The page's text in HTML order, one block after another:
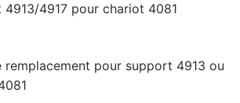
4917 pour chariot 4081
remplacement pour support 4913 ou